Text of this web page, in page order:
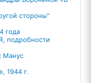
стороны"
года
подробности
Манус
1944 г.